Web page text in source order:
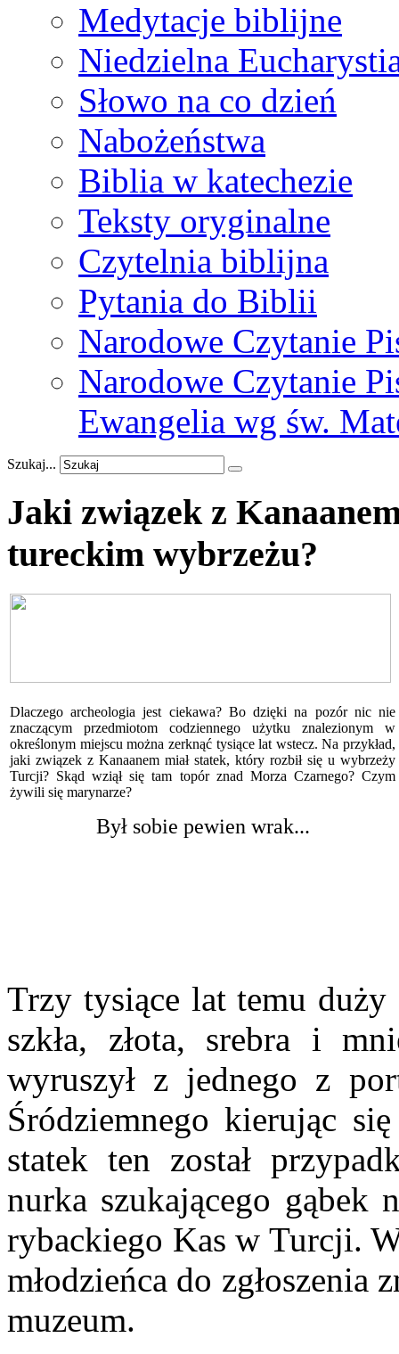
Medytacje biblijne
Niedzielna
Słowo na co dzień
Nabożeństwa
Biblia w katechezie
Teksty oryginalne
Czytelnia biblijna
Pytania do Biblii
Narodowe Czytanie
Narodowe Czytanie
Ewangelia wg św.
Szukaj...
Jaki związek z
tureckim wybrzeżu?
Dlaczego archeologia jest ciekawa? Bo dzięki na pozór nic nie
znaczącym przedmiotom codziennego użytku znalezionym w
określonym miejscu można zerknąć tysiące lat wstecz. Na przykład,
jaki związek z Kanaanem miał statek, który rozbił się u wybrzeży
Turcji? Skąd wziął się tam topór znad Morza Czarnego? Czym
żywili się marynarze?
Był sobie pewien wrak...
Trzy tysiące lat temu duży
szkła, złota, srebra i
wyruszył z jednego z
Śródziemnego kierując
statek ten został
nurka szukającego gąbek
rybackiego Kas w Turcji.
młodzieńca do
muzeum.